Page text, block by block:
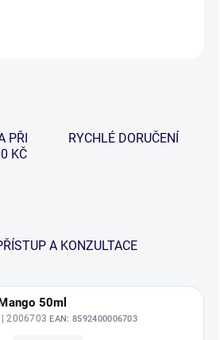
PŘI
KČ
RYCHLÉ DORUČENÍ
A KONZULTACE
50ml
| 2006703EAN: 8592400006703